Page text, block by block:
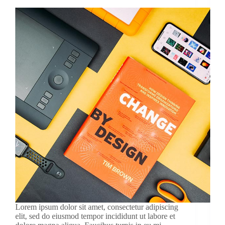
Lorem ipsum dolor sit amet, consectetur adipiscing
elit, sed do eiusmod tempor incididunt ut labore et